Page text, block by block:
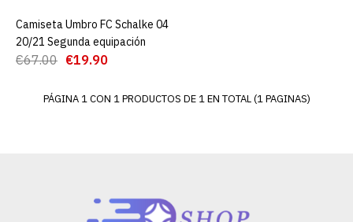
AGREGAR AL CARRO
Camiseta Umbro FC Schalke 04
20/21 Segunda equipación
€67.00 €19.90
PÁGINA 1 CON 1 PRODUCTOS DE 1 EN TOTAL (1 PAGINAS)